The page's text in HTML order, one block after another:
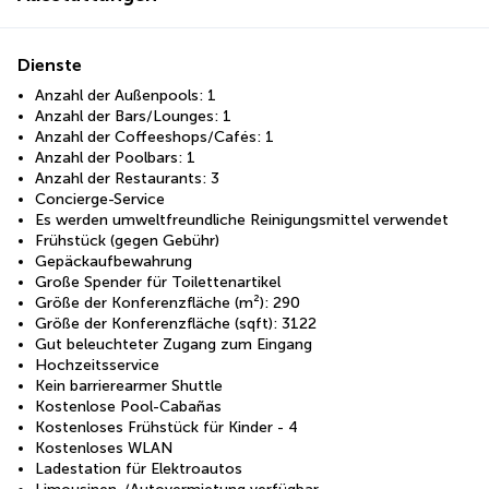
Dienste
Anzahl der Außenpools: 1
Anzahl der Bars/Lounges: 1
Anzahl der Coffeeshops/Cafés: 1
Anzahl der Poolbars: 1
Anzahl der Restaurants: 3
Concierge-Service
Es werden umweltfreundliche Reinigungsmittel verwendet
Frühstück (gegen Gebühr)
Gepäckaufbewahrung
Große Spender für Toilettenartikel
Größe der Konferenzfläche (m²): 290
Größe der Konferenzfläche (sqft): 3122
Gut beleuchteter Zugang zum Eingang
Hochzeitsservice
Kein barrierearmer Shuttle
Kostenlose Pool-Cabañas
Kostenloses Frühstück für Kinder - 4
Kostenloses WLAN
Ladestation für Elektroautos